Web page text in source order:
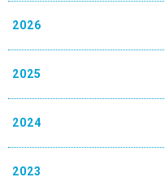
2026
2025
2024
2023